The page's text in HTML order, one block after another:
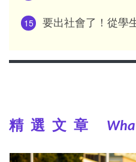
15 要出社會了！從學
精選文章